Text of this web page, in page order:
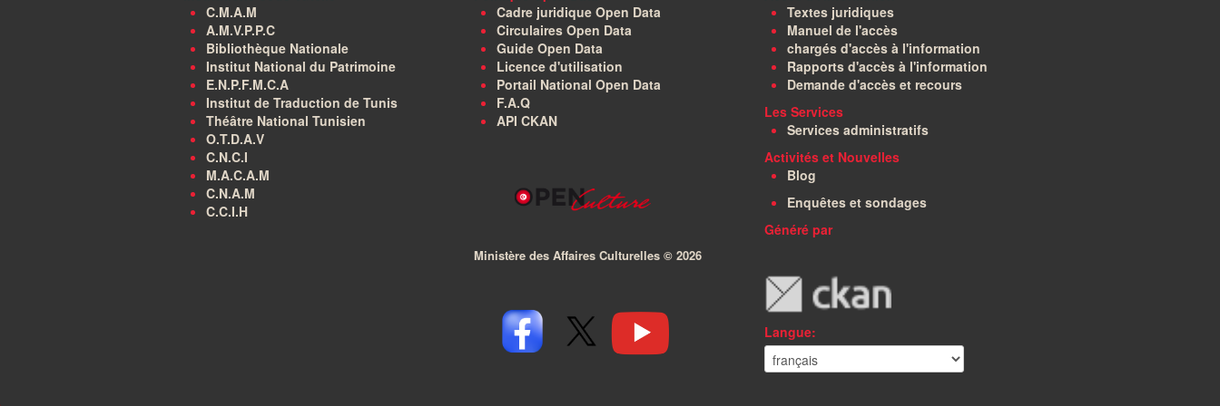
C.M.A.M
A.M.V.P.P.C
Bibliothèque Nationale
Institut National du Patrimoine
E.N.P.F.M.C.A
Institut de Traduction de Tunis
Théâtre National Tunisien
O.T.D.A.V
C.N.C.I
M.A.C.A.M
C.N.A.M
C.C.I.H
Cadre juridique Open Data
Circulaires Open Data
Guide Open Data
Licence d'utilisation
Portail National Open Data
F.A.Q
API CKAN
Ministère des Affaires Culturelles © 2026
Textes juridiques
Manuel de l'accès
chargés d'accès à l'information
Rapports d'accès à l'information
Demande d'accès et recours
Les Services
Services administratifs
Activités et Nouvelles
Blog
Enquêtes et sondages
Généré par
Langue